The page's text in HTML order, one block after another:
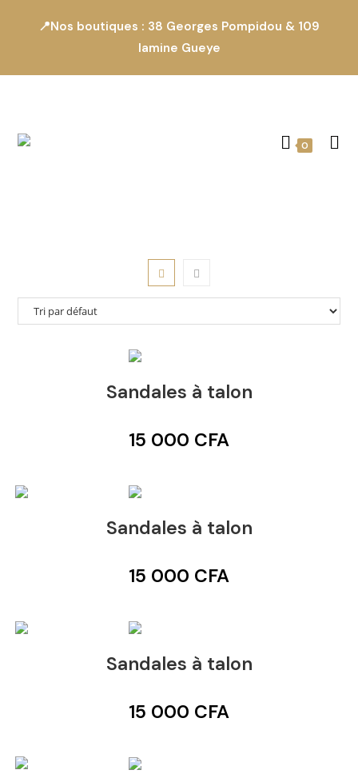
📍Nos boutiques : 38 Georges Pompidou & 109
lamine Gueye
0
Sandales à talon
15 000 CFA
Sandales à talon
15 000 CFA
Sandales à talon
15 000 CFA